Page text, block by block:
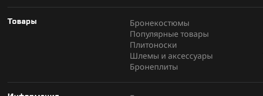
Товары
Бронекостюмы
Популярные товары
Плитоноски
Шлемы и аксессуары
Бронеплиты